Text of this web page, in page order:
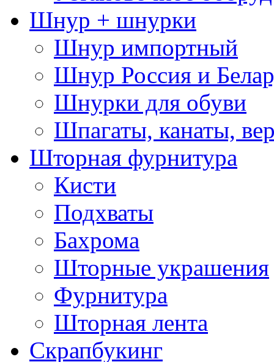
Шнур + шнурки
Шнур импортный
Шнур Россия и
Шнурки для обуви
Шпагаты, канаты,
Шторная фурнитура
Кисти
Подхваты
Бахрома
Шторные украшения
Фурнитура
Шторная лента
Скрапбукинг